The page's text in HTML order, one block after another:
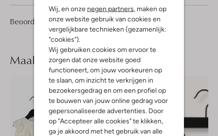
Wij, en onze negen partners , maken op
onze website gebruik van cookies en
vergelijkbare technieken (gezamenlijk:
"cookies").
Wij gebruiken cookies om ervoor te
zorgen dat onze website goed
functioneert, om jouw voorkeuren op
te slaan, om inzicht te verkrijgen in
bezoekersgedrag en om een profiel op
te bouwen van jouw online gedrag voor
gepersonaliseerde advertenties. Door
op "Accepteer alle cookies" te klikken,
ga je akkoord met het gebruik van alle
Beoordelingen (1) 5/5
1
5
Sterren
Maak jelook compleet